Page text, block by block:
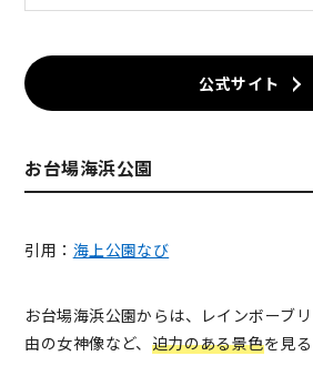
公式サイト
お台場海浜公園
引用： 海上公園なび
お台場海浜公園からは、レインボーブ
由の女神像など、 迫力のある景色を見